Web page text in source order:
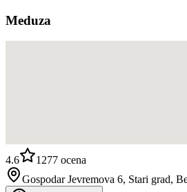
Meduza
4.6 1277 ocena
Gospodar Jevremova 6, Stari grad,